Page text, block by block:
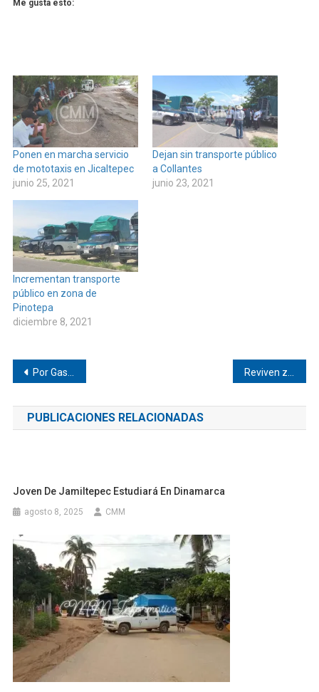
Me gusta esto:
Ponen en marcha servicio
de mototaxis en Jicaltepec
junio 25, 2021
Dejan sin transporte público
a Collantes
junio 23, 2021
Incrementan transporte
público en zona de
Pinotepa
diciembre 8, 2021
Navegación
de
entradas
Por Gasolina suben pasaje de Jicayán a Pinotepa
PUBLICACIONES RELACIONADAS
Joven De Jamiltepec Estudiará En Dinamarca
agosto 8, 2025 CMM